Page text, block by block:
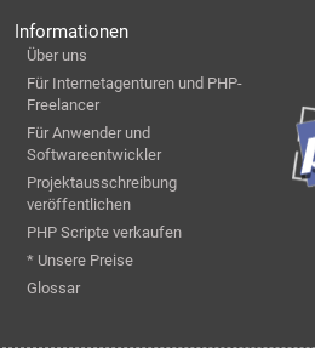
Informationen
Über uns
Für Internetagenturen und PHP-
Freelancer
Für Anwender und
Softwareentwickler
Projektausschreibung
veröffentlichen
PHP Scripte verkaufen
* Unsere Preise
Glossar